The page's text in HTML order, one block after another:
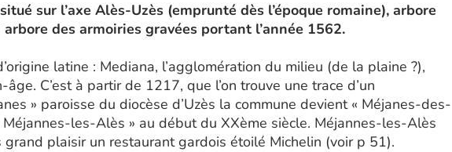
sur l’axe Alès-Uzès (emprunté dès l’époque romaine), arbore
des armoiries gravées portant l’année 1562.
latine : Mediana, l’agglomération du milieu (de la plaine ?),
C’est à partir de 1217, que l’on trouve une trace d’un
» paroisse du diocèse d’Uzès la commune devient « Méjanes-des-
les-Alès » au début du XXème siècle. Méjannes-les-Alès
plaisir un restaurant gardois étoilé Michelin (voir p 51).